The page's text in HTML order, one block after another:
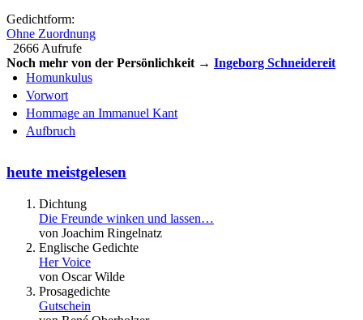
Gedichtform:
Ohne Zuordnung
2666 Aufrufe
Noch mehr von der Persönlichkeit → Ingeborg Schneidereit
Homunkulus
Vorwort
Hommage an Immanuel Kant
Aufbruch
heute meistgelesen
Dichtung
Die Freunde winken und lassen…
von Joachim Ringelnatz
Englische Gedichte
Her Voice
von Oscar Wilde
Prosagedichte
Gutschein